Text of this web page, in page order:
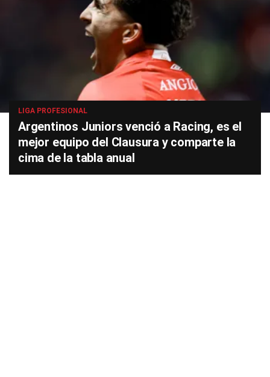
LIGA PROFESIONAL
Argentinos Juniors venció a Racing, es el
mejor equipo del Clausura y comparte la
cima de la tabla anual